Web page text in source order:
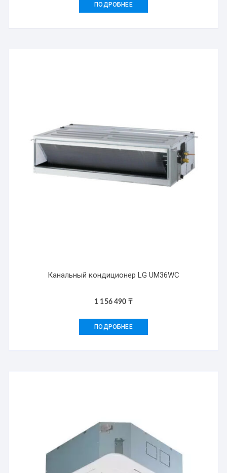
ПОДРОБНЕЕ
Канальный кондиционер LG UM36WC
1 156 490 ₸
ПОДРОБНЕЕ